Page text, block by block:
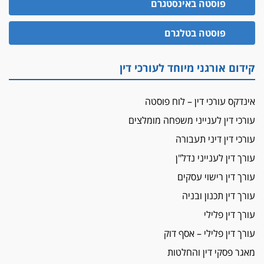
עו"ד גיל פרידמן והרפתקאות אופנוע השטח שלו
הזכות לטנף
מאסר לעורך הדין
פיקטיביות בשם פלסטינים
על המידתיות
ביה"ד המשמעתי ביטל השעיה לצמיתות של
עורכת-דין שהביעה שמחה ב-7 באוקטובר
אשם
עו"ד הלל בבייב הורשע בהונאת עשרות לקוחות,
ההסדר: 7-9 שנות מאסר
דין ומקרקעין
עורך דין ברמת השרון נחקר בחשד למרמה בעסקת
פוסטה באינסטגרם
פוסטה בטלגרם
קידום אורגני מיוחד לעורכי דין
אינדקס עורכי דין – לוח פוסטה
עורכי דין לענייני משפחה מומלצים
עורכי דין דיני תעבורה
עורך דין לענייני נדל"ן
עורך דין רישוי עסקים
עורך דין תכנון ובניה
עורך דין פלילי
עורך דין פלילי – אסף דוק
מאגר פסקי דין והחלטות